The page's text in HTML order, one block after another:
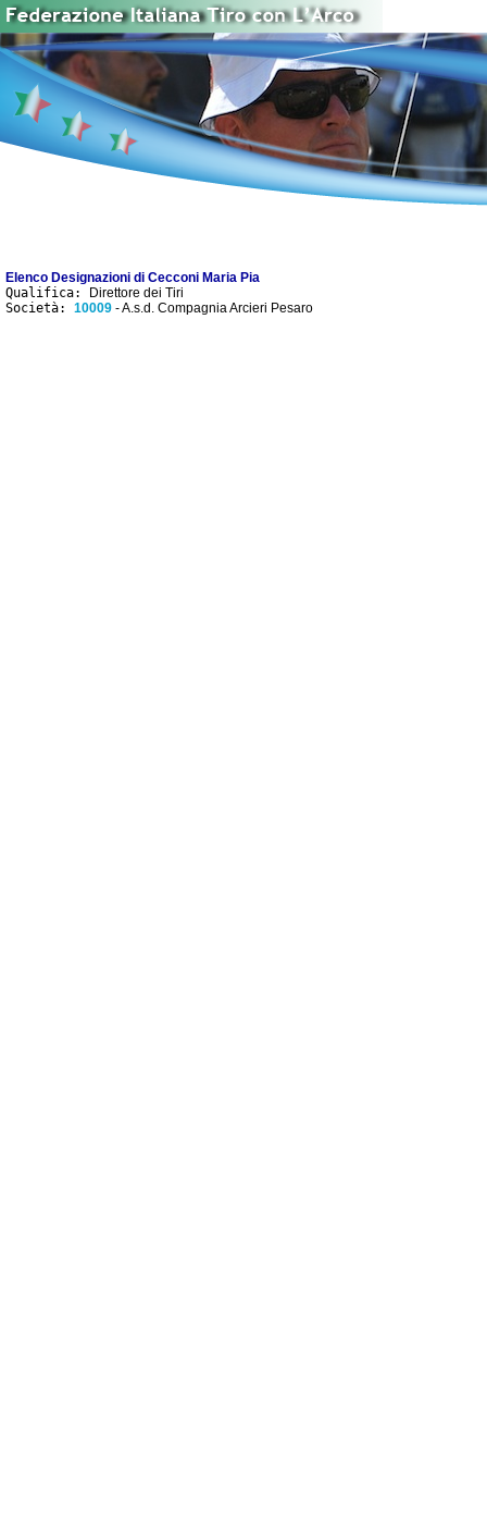
Elenco Designazioni di Cecconi Maria Pia
Qualifica:
Direttore dei Tiri
Società: 10009 - A.s.d. Compagnia Arcieri Pesaro